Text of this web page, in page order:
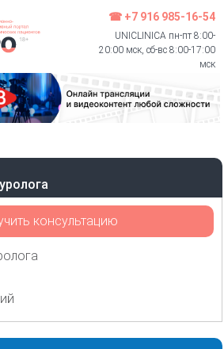
☎ +7 916 985-16-54
UNICLINICA пн-пт 8:00-
20:00 мск, сб-вс 8:00-17:00
мск
консультацию